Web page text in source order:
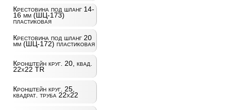
Крестовина под шланг 14-
16 мм (ШЦ-173)
пластиковая
Крестовина под шланг 20
мм (ШЦ-172) пластиковая
Кронштейн круг. 20, квад.
22х22 TR
Кронштейн круг. 25,
квадрат. труба 22х22